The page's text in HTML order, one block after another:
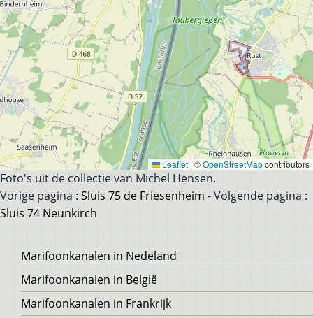
Leaflet | ©OpenStreetMapcontributors
Foto's uit de collectie van Michel Hensen.
Vorige pagina : Sluis 75 de Friesenheim - Volgende pagina :
Sluis 74 Neunkirch
Voet
Marifoonkanalen in Nedeland
Marifoonkanalen in België
Marifoonkanalen in Frankrijk